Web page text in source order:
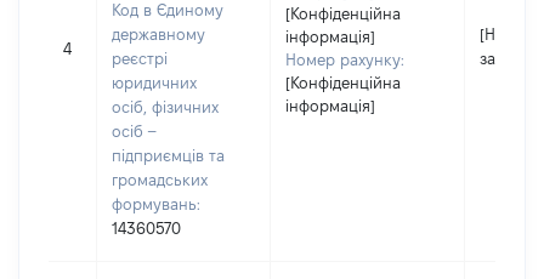
4
Код в Єдиному
державному
реєстрі
юридичних
осіб, фізичних
осіб –
підприємців та
громадських
формувань:
14360570
[Конфіденційна
інформація]
Номер рахунку:
[Конфіденційна
інформація]
[Не